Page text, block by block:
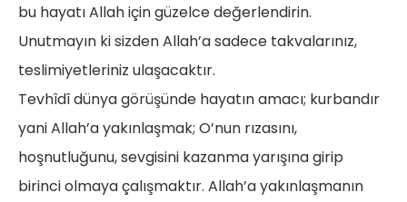
bu hayatı Allah için güzelce değerlendirin.
Unutmayın ki sizden Allah’a sadece takvalarınız,
teslimiyetleriniz ulaşacaktır.
Tevhîdî dünya görüşünde hayatın amacı; kurbandır
yani Allah’a yakınlaşmak; O’nun rızasını,
hoşnutluğunu, sevgisini kazanma yarışına girip
birinci olmaya çalışmaktır. Allah’a yakınlaşmanın